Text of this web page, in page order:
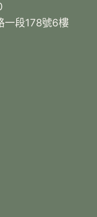
一段178號6樓